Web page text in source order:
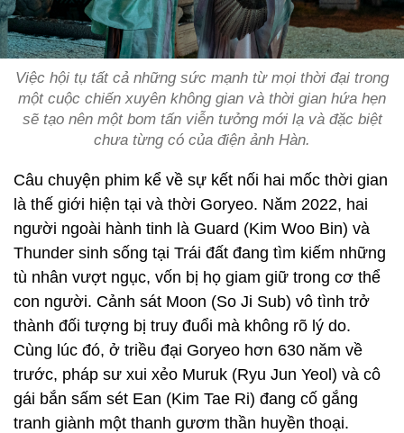
Việc hội tụ tất cả những sức mạnh từ mọi thời đại trong
một cuộc chiến xuyên không gian và thời gian hứa hẹn
sẽ tạo nên một bom tấn viễn tưởng mới lạ và đặc biệt
chưa từng có của điện ảnh Hàn.
Câu chuyện phim kể về sự kết nối hai mốc thời gian
là thế giới hiện tại và thời Goryeo. Năm 2022, hai
người ngoài hành tinh là Guard (Kim Woo Bin) và
Thunder sinh sống tại Trái đất đang tìm kiếm những
tù nhân vượt ngục, vốn bị họ giam giữ trong cơ thể
con người. Cảnh sát Moon (So Ji Sub) vô tình trở
thành đối tượng bị truy đuổi mà không rõ lý do.
Cùng lúc đó, ở triều đại Goryeo hơn 630 năm về
trước, pháp sư xui xẻo Muruk (Ryu Jun Yeol) và cô
gái bắn sấm sét Ean (Kim Tae Ri) đang cố gắng
tranh giành một thanh gươm thần huyền thoại.